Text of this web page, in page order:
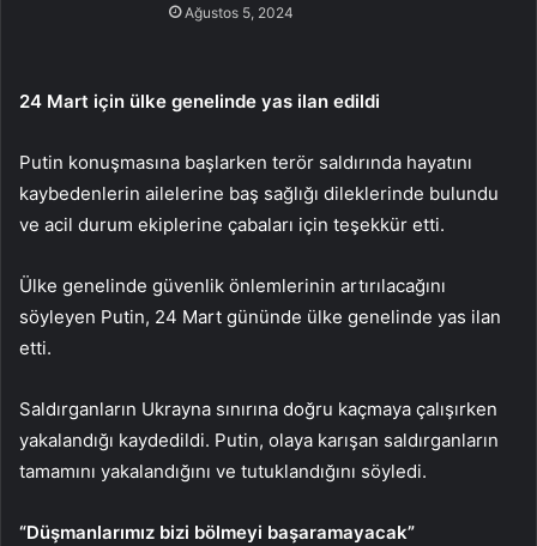
Ağustos 5, 2024
24 Mart için ülke genelinde yas ilan edildi
Putin konuşmasına başlarken terör saldırında hayatını
kaybedenlerin ailelerine baş sağlığı dileklerinde bulundu
ve acil durum ekiplerine çabaları için teşekkür etti.
Ülke genelinde güvenlik önlemlerinin artırılacağını
söyleyen Putin, 24 Mart gününde ülke genelinde yas ilan
etti.
Saldırganların Ukrayna sınırına doğru kaçmaya çalışırken
yakalandığı kaydedildi. Putin, olaya karışan saldırganların
tamamını yakalandığını ve tutuklandığını söyledi.
“Düşmanlarımız bizi bölmeyi başaramayacak”